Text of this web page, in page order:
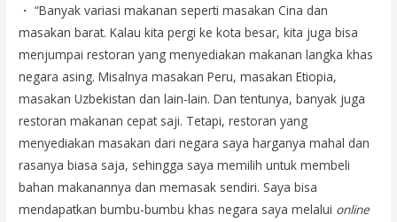
・ “Banyak variasi makanan seperti masakan Cina dan
masakan barat. Kalau kita pergi ke kota besar, kita juga bisa
menjumpai restoran yang menyediakan makanan langka khas
negara asing. Misalnya masakan Peru, masakan Etiopia,
masakan Uzbekistan dan lain-lain. Dan tentunya, banyak juga
restoran makanan cepat saji. Tetapi, restoran yang
menyediakan masakan dari negara saya harganya mahal dan
rasanya biasa saja, sehingga saya memilih untuk membeli
bahan makanannya dan memasak sendiri. Saya bisa
mendapatkan bumbu-bumbu khas negara saya melalui online